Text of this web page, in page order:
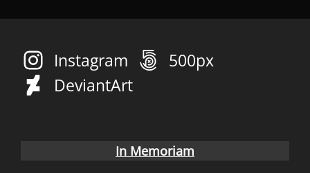
Instagram
500px
DeviantArt
In Memoriam